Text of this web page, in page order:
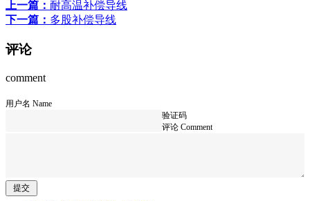
上一篇： 耐高温补偿导线
下一篇： 多股补偿导线
评论
comment
用户名 Name
验证码
评论 Comment